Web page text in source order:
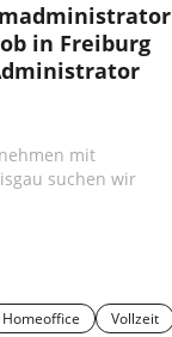
in Freiburg
mit
suchen wir
Homeoffice Vollzeit